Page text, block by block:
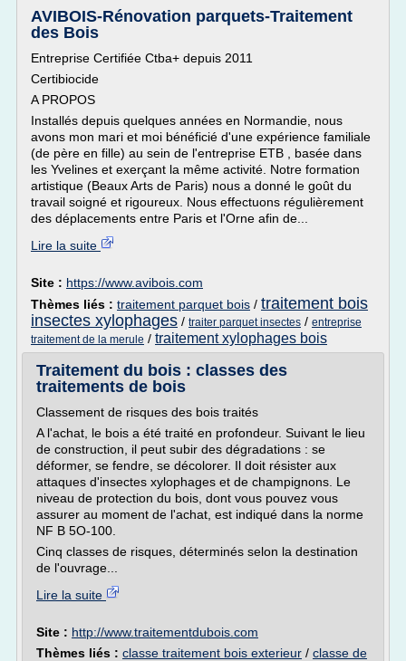
AVIBOIS-Rénovation parquets-Traitement
des Bois
Entreprise Certifiée Ctba+ depuis 2011
Certibiocide
A PROPOS
Installés depuis quelques années en Normandie, nous
avons mon mari et moi bénéficié d'une expérience familiale
(de père en fille) au sein de l'entreprise ETB , basée dans
les Yvelines et exerçant la même activité. Notre formation
artistique (Beaux Arts de Paris) nous a donné le goût du
travail soigné et rigoureux. Nous effectuons régulièrement
des déplacements entre Paris et l'Orne afin de...
Lire la suite
Site : https://www.avibois.com
Thèmes liés : traitement parquet bois / traitement bois
insectes xylophages / traiter parquet insectes / entreprise
traitement de la merule / traitement xylophages bois
Traitement du bois : classes des
traitements de bois
Classement de risques des bois traités
A l'achat, le bois a été traité en profondeur. Suivant le lieu
de construction, il peut subir des dégradations : se
déformer, se fendre, se décolorer. Il doit résister aux
attaques d'insectes xylophages et de champignons. Le
niveau de protection du bois, dont vous pouvez vous
assurer au moment de l'achat, est indiqué dans la norme
NF B 5O-100.
Cinq classes de risques, déterminés selon la destination
de l'ouvrage...
Lire la suite
Site : http://www.traitementdubois.com
Thèmes liés : classe traitement bois exterieur / classe de